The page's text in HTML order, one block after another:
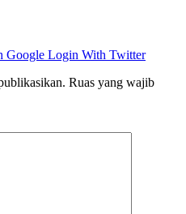
Google Login With Twitter
Ruas yang wajib